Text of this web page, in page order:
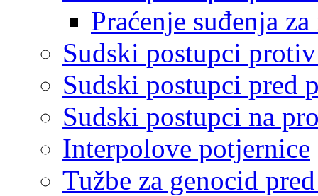
Praćenje suđenja
Sudski postupci
Sudski postupci pred
Sudski postupci na
Interpolove potjernice
Tužbe za genocid